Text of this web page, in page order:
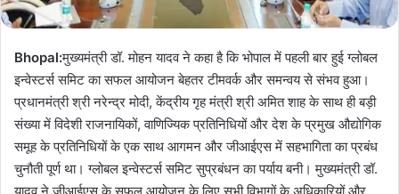
Bhopal:मुख्यमंत्री डॉ. मोहन यादव ने कहा है कि भोपाल में पहली बार हुई ग्लोबल
इन्वेस्टर्स समिट का सफल आयोजन बेहतर टीमवर्क और समन्वय से संभव हुआ।
प्रधानमंत्री श्री नरेन्द्र मोदी, केंद्रीय गृह मंत्री श्री अमित शाह के साथ ही बड़ी
संख्या में विदेशी राजनायिकों, वाणिज्यिक प्रतिनिधियों और देश के प्रमुख औद्योगिक
समूह के प्रतिनिधियों के एक साथ आगमन और जीआईएस में सहभागिता का प्रबंध
चुनौती पूर्ण था। ग्लोबल इन्वेस्टर्स समिट सुप्रबंधन का पर्याय बनी। मुख्यमंत्री डॉ.